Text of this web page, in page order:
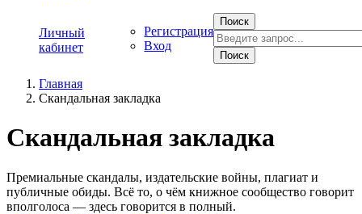
Личный
кабинет
Регистрация
Вход
Поиск
Поиск
Главная
Скандальная закладка
Скандальная закладка
Премиальные скандалы, издательские войны, плагиат и
публичные обиды. Всё то, о чём книжное сообщество говорит
вполголоса — здесь говорится в полный.